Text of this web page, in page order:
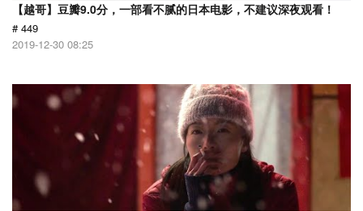
【越哥】豆瓣9.0分，一部看不腻的日本电影，不建议深夜观看！
# 449
2019-12-30 08:25